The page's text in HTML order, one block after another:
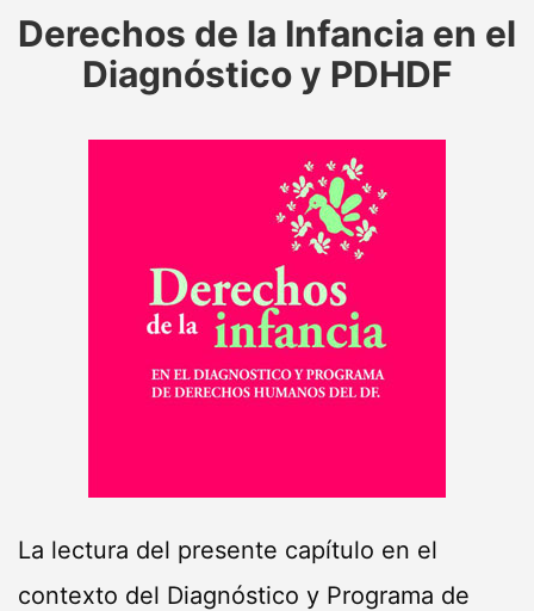
Derechos de la Infancia en el
Diagnóstico y PDHDF
La lectura del presente capítulo en el
contexto del Diagnóstico y Programa de